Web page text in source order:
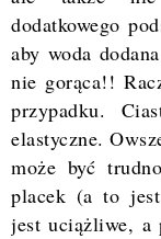
dodatkowego
aby woda
nie gorąca!!
przypadku.
elastyczne.
może być
placek (a to
jest uciążliwe, a